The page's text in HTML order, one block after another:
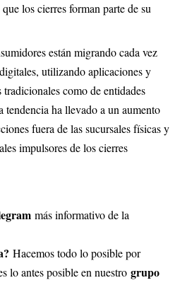
los cierres forman parte de su
están migrando cada vez
utilizando aplicaciones y
como de entidades
tendencia ha llevado a un aumento
fuera de las sucursales físicas y
impulsores de los cierres
más informativo de la
Hacemos todo lo posible por
lo antes posible en nuestro grupo